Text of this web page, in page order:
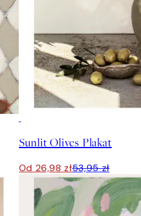
Sunlit Olives Plakat
Od 26,98 zł53,95 zł